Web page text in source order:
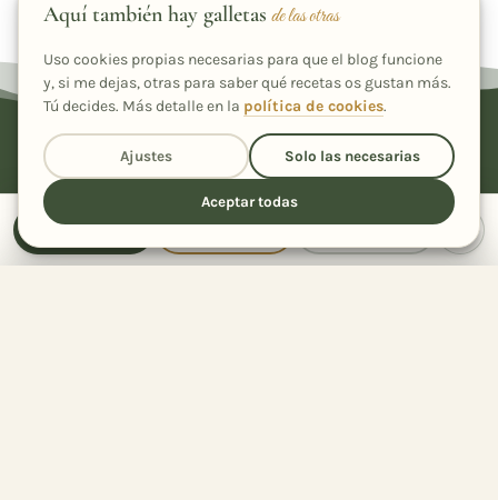
Aquí también hay galletas de las otras
Uso cookies propias necesarias para que el blog funcione
y, si me dejas, otras para saber qué recetas os gustan más.
Tú decides. Más detalle en la política de cookies.
Aceptar todas
Solo las necesarias
Ajustes
Receta Cocinar Compartir
Aniversario
Vida
Colaboradora
Cada nueva receta, en tu correo
Únete a más de 2.600 suscriptores y llévate de regalo mi
recetario "Ensaladas que enamoran".